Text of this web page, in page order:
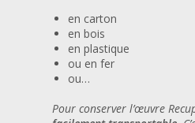
en carton
en bois
en plastique
ou en fer
ou…
Pour conserver l’œuvre